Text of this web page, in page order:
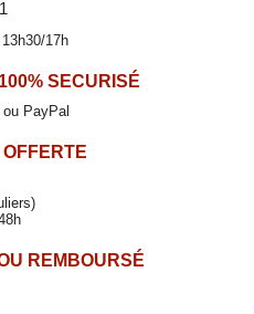
grès 45cl
€
porcelaine 45cl
€
17h
100% SECURISÉ
PayPal
REMBOURSÉ